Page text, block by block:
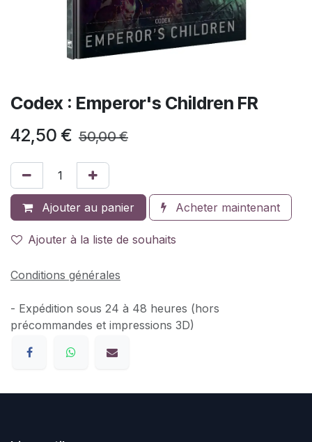
Codex : Emperor's Children FR
42,50 € 50,00€
Ajouter au panier Acheter maintenant
Ajouter à la liste de souhaits
Conditions générales
- Expédition sous 24 à 48 heures (hors
précommandes et impressions 3D)